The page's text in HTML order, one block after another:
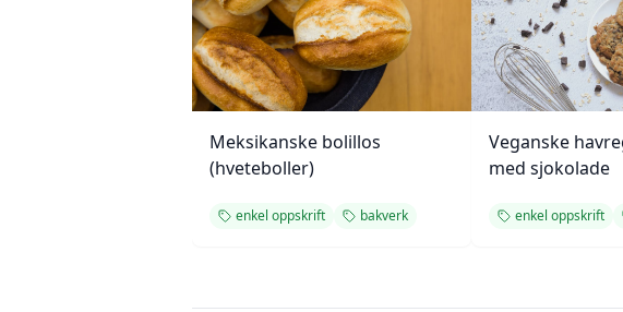
Meksikanske bolillos
(hveteboller)
enkel oppskrift bakverk
Veganske
med sjokolade
enkel oppskrift